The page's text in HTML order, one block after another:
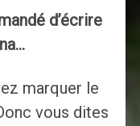
d’écrire
marquer le
vous dites